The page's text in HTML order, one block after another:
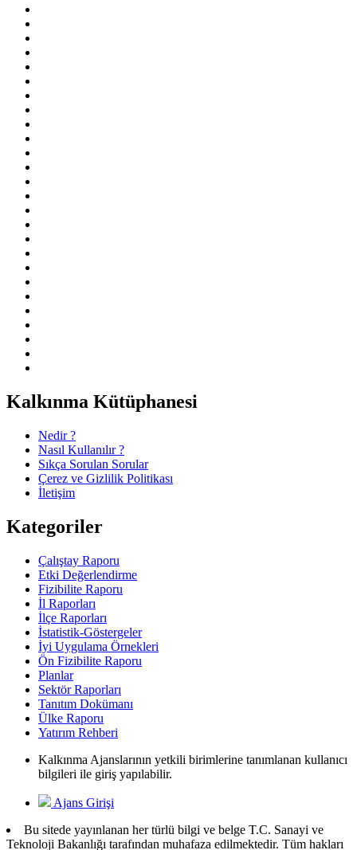
Kalkınma Kütüphanesi
Nedir ?
Nasıl Kullanılır ?
Sıkça Sorulan Sorular
Çerez ve Gizlilik Politikası
İletişim
Kategoriler
Çalıştay Raporu
Etki Değerlendirme
Fizibilite Raporu
İl Raporları
İlçe Raporları
İstatistik-Göstergeler
İyi Uygulama Örnekleri
Ön Fizibilite Raporu
Planlar
Sektör Raporları
Tanıtım Dokümanı
Ülke Raporu
Yatırım Rehberi
Kalkınma Ajanslarının yetkili birimlerine tanımlanan kullanıcı
bilgileri ile giriş yapılabilir.
Ajans Girişi
Bu sitede yayınlanan her türlü bilgi ve belge T.C. Sanayi ve
Teknoloji Bakanlığı tarafından muhafaza edilmektedir. Tüm hakları